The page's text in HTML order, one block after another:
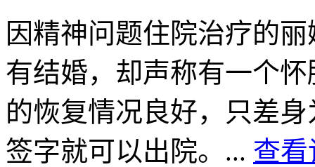
因精神问题住院治疗的
有结婚，却声称有一个
的恢复情况良好，只差
签字就可以出院。... 查看